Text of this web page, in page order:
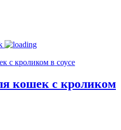
кошек с кроликом